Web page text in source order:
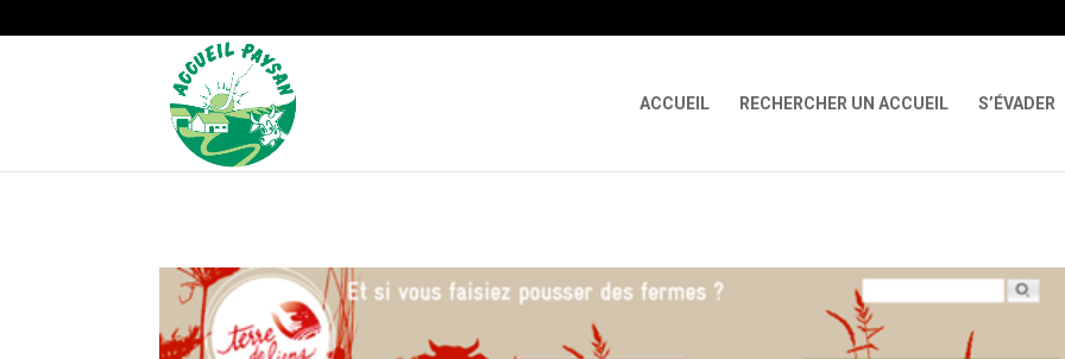
ACCUEIL RECHERCHER UN ACCUEIL S’ÉVADER